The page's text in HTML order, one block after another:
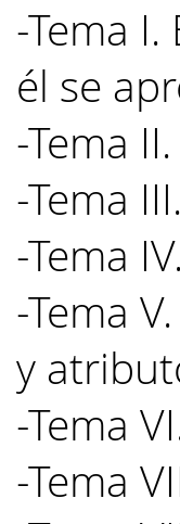
-Tema
él se
-Tema
-Tema
-Tema
-Tema
y
-Tema
-Tema